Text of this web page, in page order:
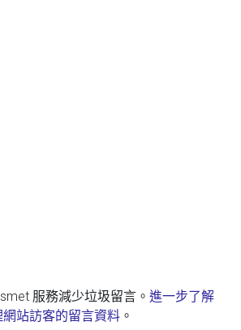
服務減少垃圾留言。 進一步了解
站訪客的留言資料 。